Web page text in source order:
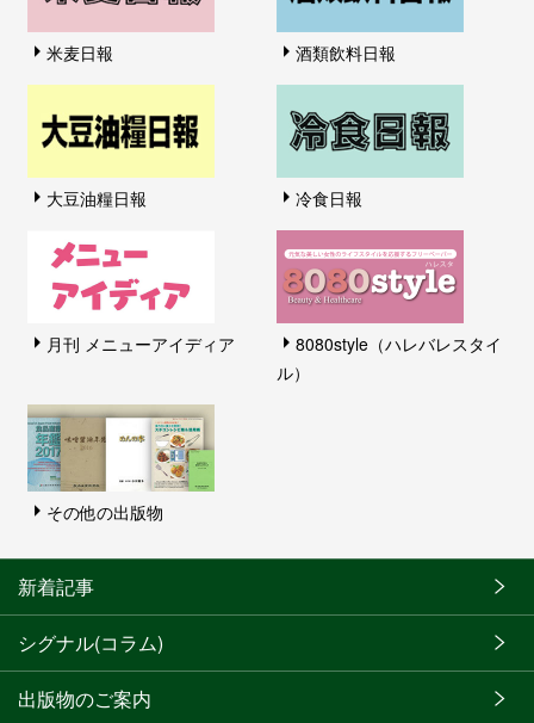
米麦日報 酒類飲料日報
大豆油糧日報 冷食日報
月刊 メニューアイディア
8080style（ハレバレスタイ
ル）
その他の出版物
新着記事
シグナル(コラム)
出版物のご案内